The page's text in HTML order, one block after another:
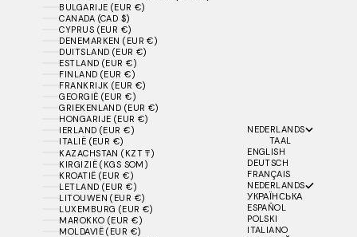
BULGARIJE (EUR €)
CANADA (CAD $)
CYPRUS (EUR €)
DENEMARKEN (EUR €)
DUITSLAND (EUR €)
ESTLAND (EUR €)
FINLAND (EUR €)
FRANKRIJK (EUR €)
GEORGIË (EUR €)
GRIEKENLAND (EUR €)
HONGARIJE (EUR €)
IERLAND (EUR €)
ITALIË (EUR €)
KAZACHSTAN (KZT ₸)
KIRGIZIË (KGS SOM)
KROATIË (EUR €)
LETLAND (EUR €)
LITOUWEN (EUR €)
LUXEMBURG (EUR €)
MAROKKO (EUR €)
MOLDAVIË (EUR €)
NEDERLANDS
TAAL
ENGLISH
DEUTSCH
FRANÇAIS
NEDERLANDS
УКРАЇНСЬКА
ESPAÑOL
POLSKI
ITALIANO